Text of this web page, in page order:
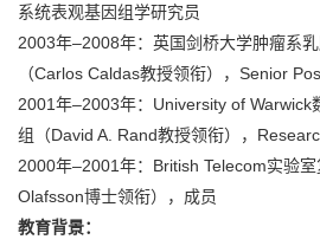
系统表观基因组学研究员
2003年–2008年：英国剑桥大学肿瘤系
（Carlos Caldas教授领衔），Senior
2001年–2003年：University of Warwick
组（David A. Rand教授领衔），
2000年–2001年：British Telecom实验
Olafsson博士领衔），成员
教育背景：